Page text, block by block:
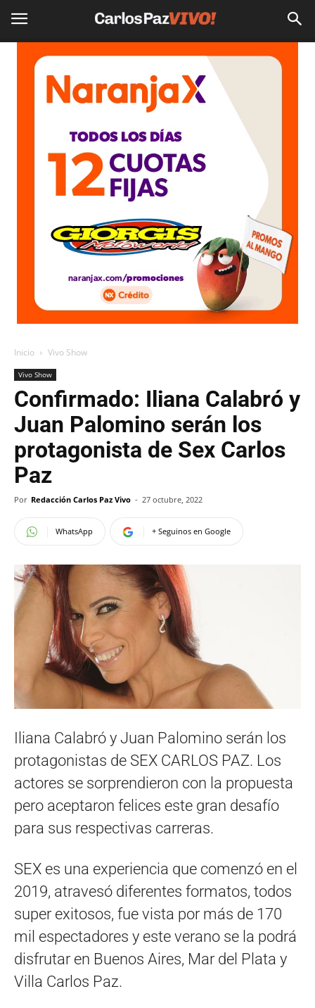
Inicio Vivo Show
Vivo Show
Confirmado: Iliana Calabró y
Juan Palomino serán los
protagonista de Sex Carlos
Paz
Por Redacción Carlos Paz Vivo - 27 octubre, 2022
WhatsApp + Seguinos en Google
Iliana Calabró y Juan Palomino serán los
protagonistas de SEX CARLOS PAZ. Los
actores se sorprendieron con la propuesta
pero aceptaron felices este gran desafío
para sus respectivas carreras.
SEX es una experiencia que comenzó en el
2019, atravesó diferentes formatos, todos
super exitosos, fue vista por más de 170
mil espectadores y este verano se la podrá
disfrutar en Buenos Aires, Mar del Plata y
Villa Carlos Paz.